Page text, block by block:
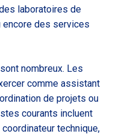
laboratoires de
encore des services
nombreux. Les
comme assistant
de projets ou
courants incluent
technique,